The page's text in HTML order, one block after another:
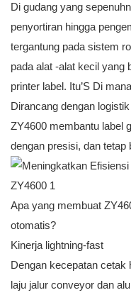
Di gudang yang
penyortiran hingga
tergantung pada sistem
pada alat -alat kecil
printer label. Itu’S Di
Dirancang dengan
ZY4600 membantu label
dengan presisi, dan
Apa yang membuat
otomatis?
Kinerja lightning-fast
Dengan kecepatan cetak
laju jalur conveyor dan